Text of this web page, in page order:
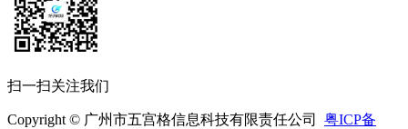
扫一扫关注我们
Copyright © 广州市五宫格信息科技有限责任公司 粤ICP备